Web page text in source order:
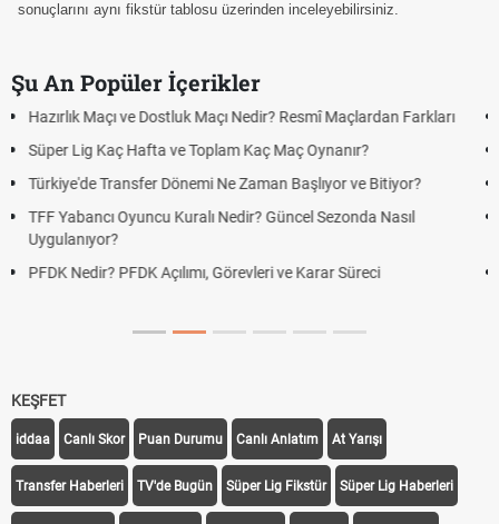
sonuçlarını aynı fikstür tablosu üzerinden inceleyebilirsiniz.
Şu An Popüler İçerikler
Puan Durumunda AG, OM ve Diğer Kısaltmalar Ne Anlama Gelir?
Skor Ne Demek? Sporda Skor ve Sonuç Kavramları
Futbol Nasıl Oynanır? Temel Futbol Kuralları
Deplasman Golü Kuralı Nedir? Hangi Organizasyonlarda
Uygulanıyor?
DGS Sonuçları Ne Zaman Açıklanacak 2026? ÖSYM Sonuç
KEŞFET
iddaa Canlı Skor Puan Durumu Canlı Anlatım At Yarışı
Transfer Haberleri TV'de Bugün Süper Lig Fikstür Süper Lig Haberleri